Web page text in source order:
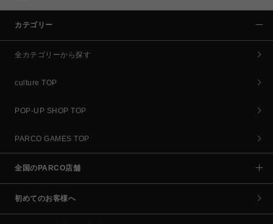
カテゴリー
全カテゴリーから探す
culture TOP
POP-UP SHOP TOP
PARCO GAMES TOP
全国のPARCO店舗
初めてのお客様へ